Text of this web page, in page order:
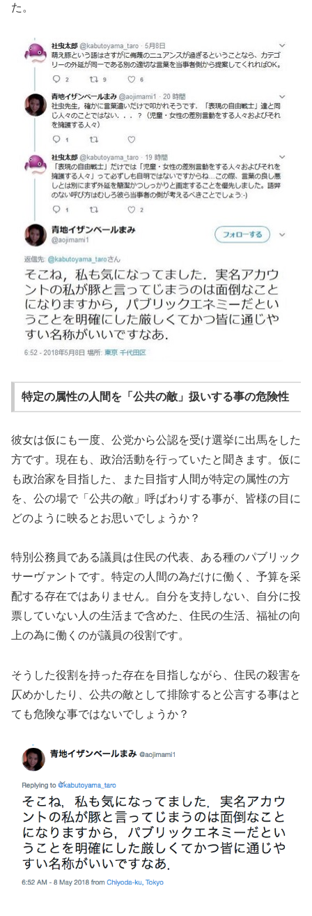
た。
特定の属性の人間を「公共の敵」扱いする事の危険性
彼女は仮にも一度、公党から公認を受け選挙に出馬をした
方です。現在も、政治活動を行っていたと聞きます。仮に
も政治家を目指した、また目指す人間が特定の属性の方
を、公の場で「公共の敵」呼ばわりする事が、皆様の目に
どのように映るとお思いでしょうか？
特別公務員である議員は住民の代表、ある種のパブリック
サーヴァントです。特定の人間の為だけに働く、予算を采
配する存在ではありません。自分を支持しない、自分に投
票していない人の生活まで含めた、住民の生活、福祉の向
上の為に働くのが議員の役割です。
そうした役割を持った存在を目指しながら、住民の殺害を
仄めかしたり、公共の敵として排除すると公言する事はと
ても危険な事ではないでしょうか？